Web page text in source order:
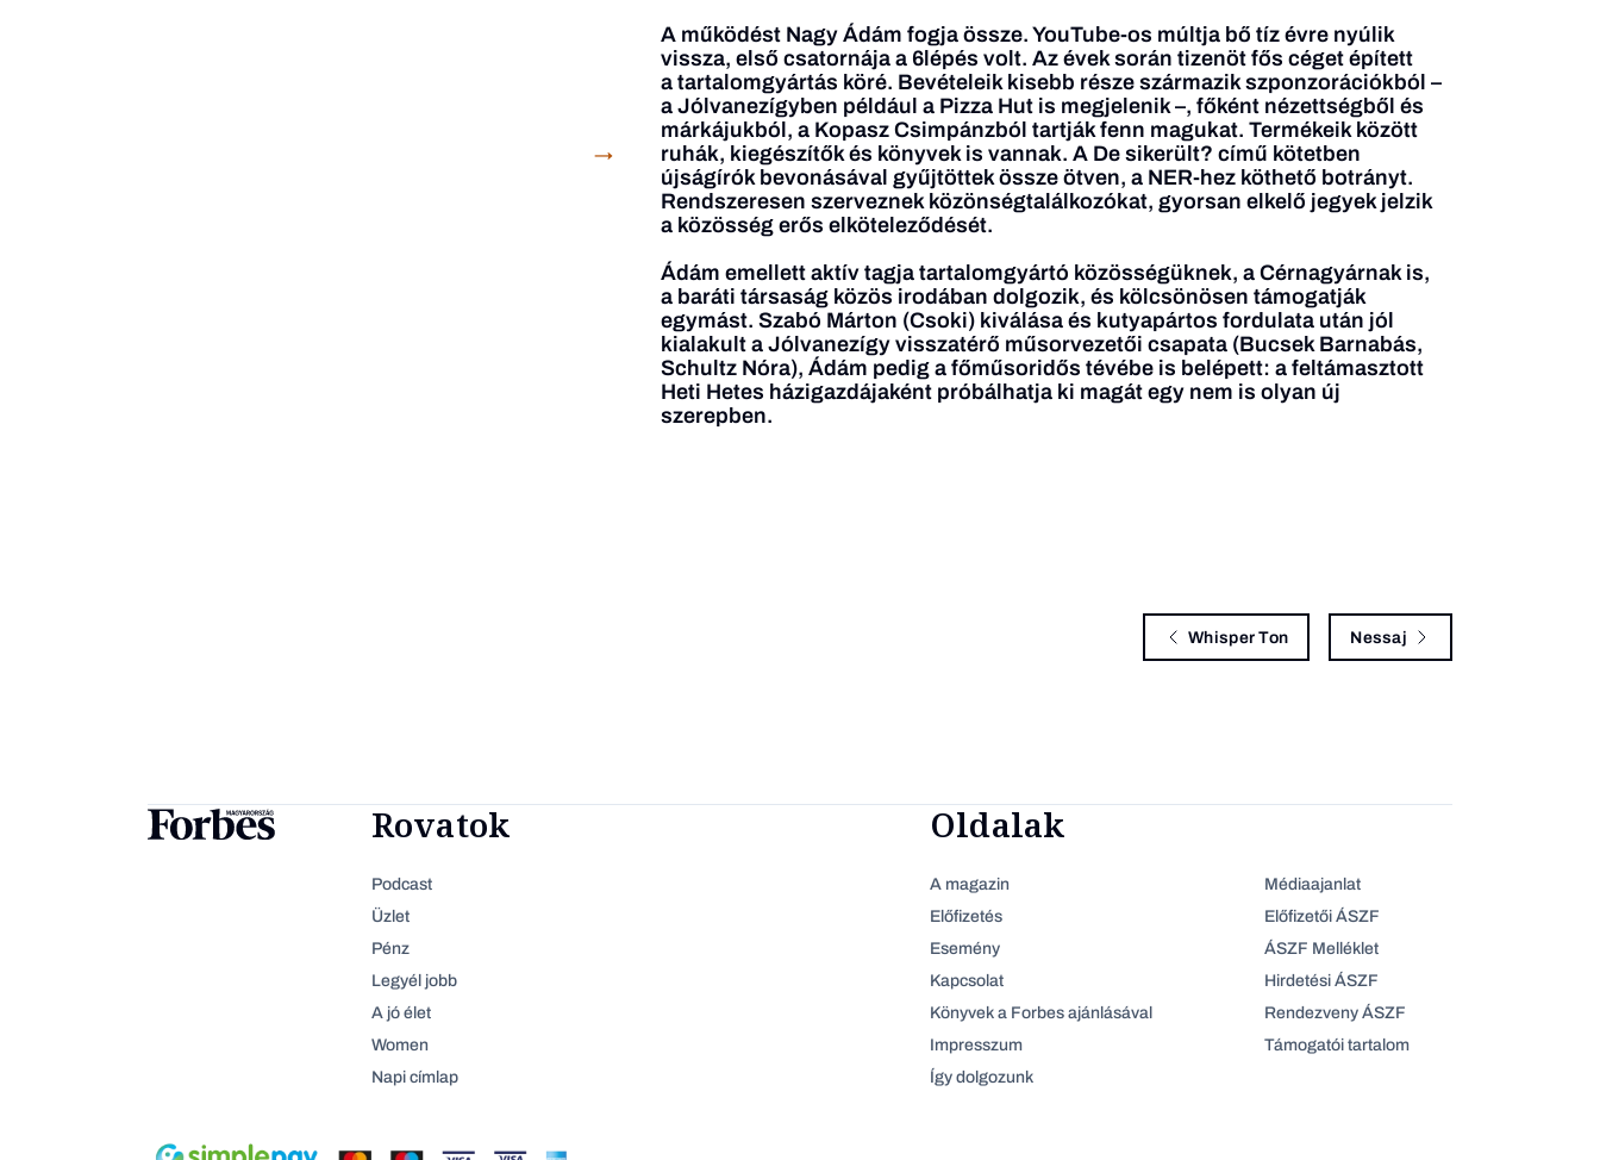
→
A működést Nagy Ádám fogja össze. YouTube-os múltja bő tíz évre nyúlik
vissza, első csatornája a 6lépés volt. Az évek során tizenöt fős céget épített
a tartalomgyártás köré. Bevételeik kisebb része származik szponzorációkból –
a Jólvanezígyben például a Pizza Hut is megjelenik –, főként nézettségből és
márkájukból, a Kopasz Csimpánzból tartják fenn magukat. Termékeik között
ruhák, kiegészítők és könyvek is vannak. A De sikerült? című kötetben
újságírók bevonásával gyűjtöttek össze ötven, a NER-hez köthető botrányt.
Rendszeresen szerveznek közönségtalálkozókat, gyorsan elkelő jegyek jelzik
a közösség erős elköteleződését.
Ádám emellett aktív tagja tartalomgyártó közösségüknek, a Cérnagyárnak is,
a baráti társaság közös irodában dolgozik, és kölcsönösen támogatják
egymást. Szabó Márton (Csoki) kiválása és kutyapártos fordulata után jól
kialakult a Jólvanezígy visszatérő műsorvezetői csapata (Bucsek Barnabás,
Schultz Nóra), Ádám pedig a főműsoridős tévébe is belépett: a feltámasztott
Heti Hetes házigazdájaként próbálhatja ki magát egy nem is olyan új
szerepben.
Whisper Ton Nessaj
Rovatok
Podcast
Üzlet
Pénz
Legyél jobb
A jó élet
Women
Napi címlap
Oldalak
A magazin
Előfizetés
Esemény
Kapcsolat
Könyvek a Forbes ajánlásával
Impresszum
Így dolgozunk
Médiaajanlat
Előfizetői ÁSZF
ÁSZF Melléklet
Hirdetési ÁSZF
Rendezveny ÁSZF
Támogatói tartalom